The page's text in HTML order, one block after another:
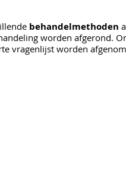
behandelmethoden
worden afgerond.
vragenlijst worden